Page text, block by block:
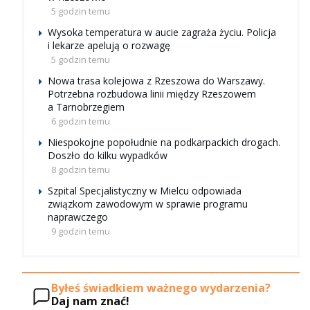
5 godzin temu
Wysoka temperatura w aucie zagraża życiu. Policja
i lekarze apelują o rozwagę
5 godzin temu
Nowa trasa kolejowa z Rzeszowa do Warszawy.
Potrzebna rozbudowa linii między Rzeszowem
a Tarnobrzegiem
6 godzin temu
Niespokojne popołudnie na podkarpackich drogach.
Doszło do kilku wypadków
8 godzin temu
Szpital Specjalistyczny w Mielcu odpowiada
związkom zawodowym w sprawie programu
naprawczego
9 godzin temu
Byłeś świadkiem ważnego wydarzenia?
Daj nam znać!